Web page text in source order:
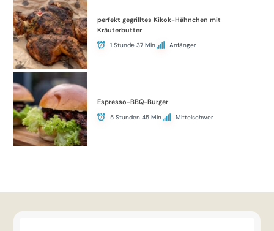
perfekt gegrilltes Kikok-Hähnchen mit
Kräuterbutter
1 Stunde 37 Min. Anfänger
Espresso-BBQ-Burger
5 Stunden 45 Min. Mittelschwer